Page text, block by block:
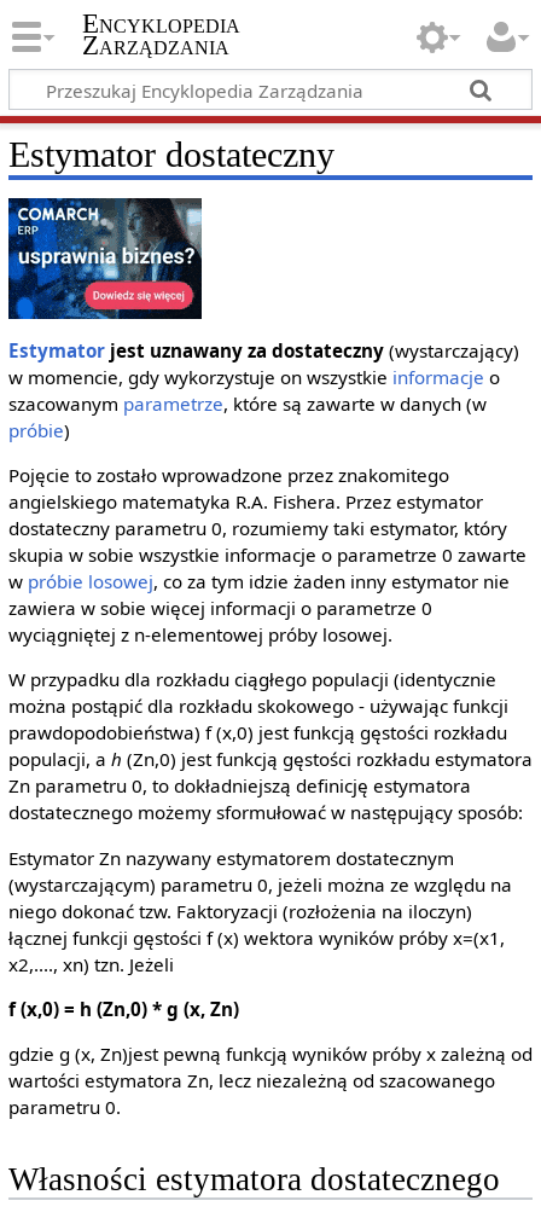
Encyklopedia
Zarządzania
Estymator dostateczny
Estymatorjest uznawany za dostateczny(wystarczający)
w momencie, gdy wykorzystuje on wszystkie informacje o
szacowanym parametrze, które są zawarte w danych (w
próbie)
Pojęcie to zostało wprowadzone przez znakomitego
angielskiego matematyka R.A. Fishera. Przez estymator
dostateczny parametru 0, rozumiemy taki estymator, który
skupia w sobie wszystkie informacje o parametrze 0 zawarte
w próbie losowej, co za tym idzie żaden inny estymator nie
zawiera w sobie więcej informacji o parametrze 0
wyciągniętej z n-elementowej próby losowej.
W przypadku dla rozkładu ciągłego populacji (identycznie
można postąpić dla rozkładu skokowego - używając funkcji
prawdopodobieństwa) f (x,0) jest funkcją gęstości rozkładu
populacji, a h (Zn,0) jest funkcją gęstości rozkładu estymatora
Zn parametru 0, to dokładniejszą definicję estymatora
dostatecznego możemy sformułować w następujący sposób:
Estymator Zn nazywany estymatorem dostatecznym
(wystarczającym) parametru 0, jeżeli można ze względu na
niego dokonać tzw. Faktoryzacji (rozłożenia na iloczyn)
łącznej funkcji gęstości f (x) wektora wyników próby x=(x1,
x2,...., xn) tzn. Jeżeli
f (x,0) = h (Zn,0) * g (x, Zn)
gdzie g (x, Zn)jest pewną funkcją wyników próby x zależną od
wartości estymatora Zn, lecz niezależną od szacowanego
parametru 0.
Własności estymatora dostatecznego